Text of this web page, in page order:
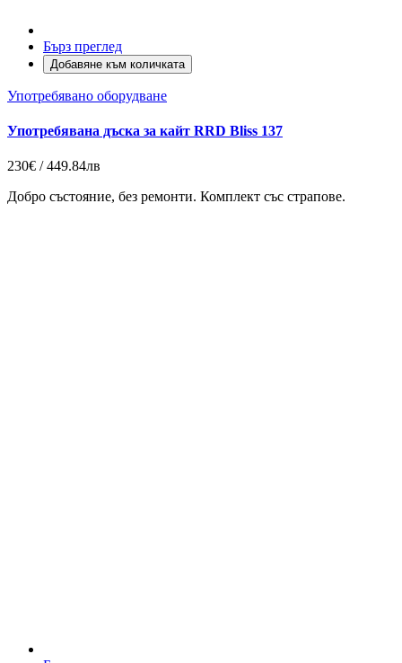
Бърз преглед
Добавяне към количката
Употребявано оборудване
Употребявана дъска за кайт RRD Bliss 137
230€ / 449.84лв
Добро състояние, без ремонти. Комплект със страпове.